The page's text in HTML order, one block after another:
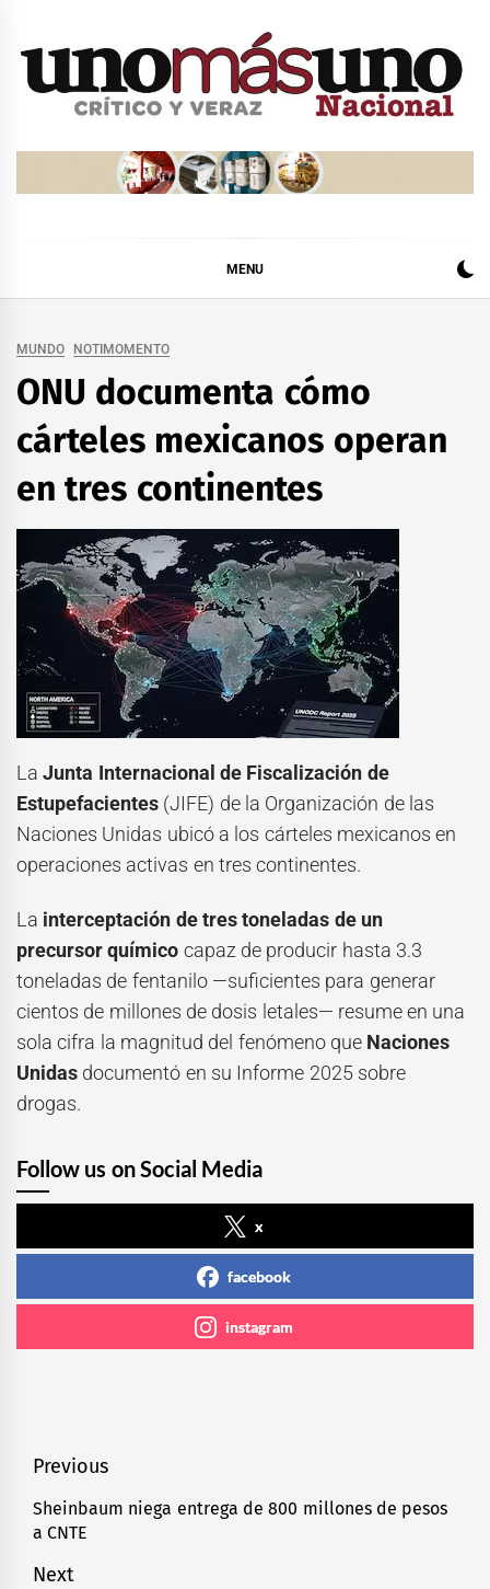
MENU
MUNDO NOTIMOMENTO
ONU documenta cómo
cárteles mexicanos operan
en tres continentes
LaJunta Internacional de Fiscalización de
Estupefacientes (JIFE) de la Organización de las
Naciones Unidas ubicó a los cárteles mexicanos en
operaciones activas en tres continentes.
La interceptación de tres toneladas de un
precursor químico capaz de producir hasta 3.3
toneladas de fentanilo —suficientes para generar
cientos de millones de dosis letales— resume en una
sola cifra la magnitud del fenómeno que Naciones
Unidas documentó en su Informe 2025 sobre
drogas.
Follow us on Social Media
x
facebook
instagram
Navegación
de
entradas
Previous
Previous
post:
Sheinbaum niega entrega de 800 millones de pesos
a CNTE
Next